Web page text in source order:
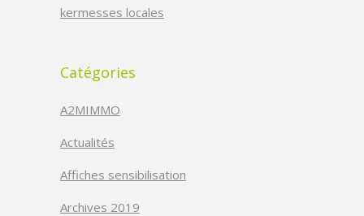
kermesses locales
Catégories
A2MIMMO
Actualités
Affiches sensibilisation
Archives 2019